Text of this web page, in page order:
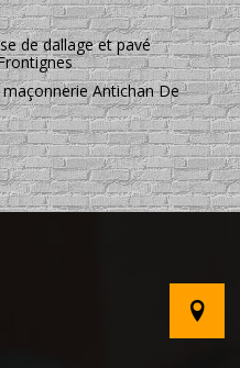
de dallage et pavé
Antichan De